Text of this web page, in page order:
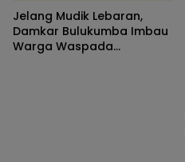
Jelang Mudik Lebaran,
Damkar Bulukumba Imbau
Warga Waspada